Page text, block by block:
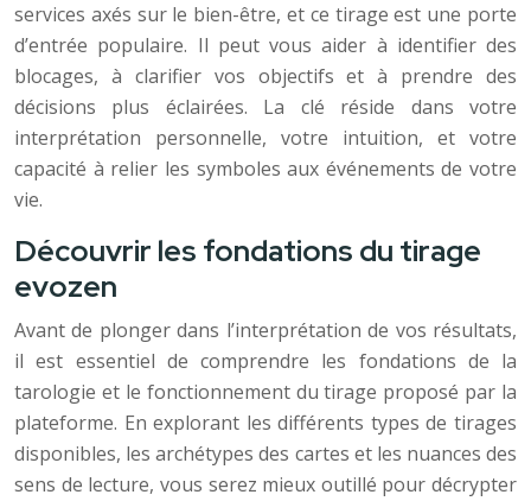
services axés sur le bien-être, et ce tirage est une porte
d’entrée populaire. Il peut vous aider à identifier des
blocages, à clarifier vos objectifs et à prendre des
décisions plus éclairées. La clé réside dans votre
interprétation personnelle, votre intuition, et votre
capacité à relier les symboles aux événements de votre
vie.
Découvrir les fondations du tirage
evozen
Avant de plonger dans l’interprétation de vos résultats,
il est essentiel de comprendre les fondations de la
tarologie et le fonctionnement du tirage proposé par la
plateforme. En explorant les différents types de tirages
disponibles, les archétypes des cartes et les nuances des
sens de lecture, vous serez mieux outillé pour décrypter